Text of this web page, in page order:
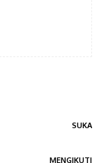
SUKA
MENGIKUTI